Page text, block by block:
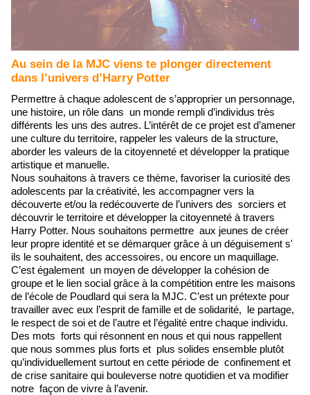
Au sein de la MJC viens te plonger directement
dans l’univers d’Harry Potter
Permettre à chaque adolescent de s’approprier un personnage,
une histoire, un rôle dans un monde rempli d’individus très
différents les uns des autres. L’intérêt de ce projet est d’amener
une culture du territoire, rappeler les valeurs de la structure,
aborder les valeurs de la citoyenneté et développer la pratique
artistique et manuelle.
Nous souhaitons à travers ce thème, favoriser la curiosité des
adolescents par la créativité, les accompagner vers la
découverte et/ou la redécouverte de l’univers des sorciers et
découvrir le territoire et développer la citoyenneté à travers
Harry Potter. Nous souhaitons permettre aux jeunes de créer
leur propre identité et se démarquer grâce à un déguisement s'
ils le souhaitent, des accessoires, ou encore un maquillage.
C’est également un moyen de développer la cohésion de
groupe et le lien social grâce à la compétition entre les maisons
de l’école de Poudlard qui sera la MJC. C’est un prétexte pour
travailler avec eux l’esprit de famille et de solidarité, le partage,
le respect de soi et de l’autre et l’égalité entre chaque individu.
Des mots forts qui résonnent en nous et qui nous rappellent
que nous sommes plus forts et plus solides ensemble plutôt
qu’individuellement surtout en cette période de confinement et
de crise sanitaire qui bouleverse notre quotidien et va modifier
notre façon de vivre à l’avenir.